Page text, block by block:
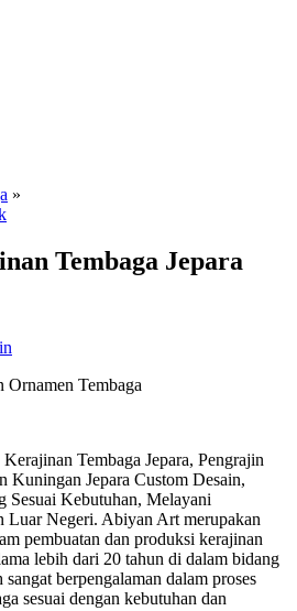
»
Tembaga Jepara
Tembaga Jepara, Pengrajin
Kuningan Jepara Custom Desain,
Kebutuhan, Melayani
Luar Negeri. Abiyan Art merupakan
pembuatan dan produksi kerajinan
lebih dari 20 tahun di dalam bidang
berpengalaman dalam proses
sesuai dengan kebutuhan dan